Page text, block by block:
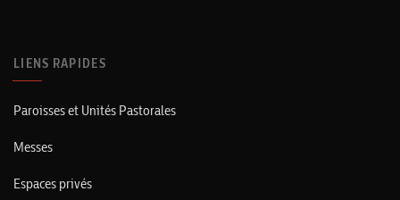
LIENS RAPIDES
Paroisses et Unités Pastorales
Messes
Espaces privés